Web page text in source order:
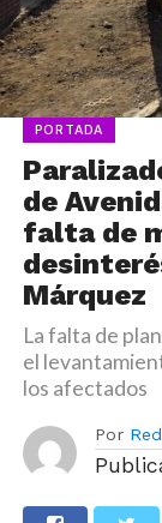
PORTADA
de
falta de
Márquez
La falta de
el
los afectados
Por